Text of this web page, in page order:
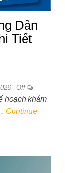
Dân
Tiết
Off
hoạch khám
Continue